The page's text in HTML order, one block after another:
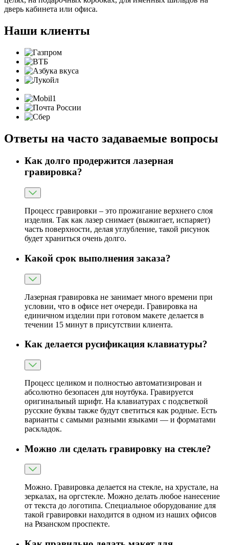
дверь кабинета или офиса.
Наши клиенты
Ответы на часто задаваемые вопросы
Как долго продержится лазерная
гравировка?
Процесс гравировки – это прожигание верхнего слоя
изделия. Так как лазер снимает (выжигает, испаряет)
часть поверхности, делая углубление, такой рисунок
будет храниться очень долго.
Какой срок выполнения заказа?
Лазерная гравировка не занимает много времени при
условии, что в офисе нет очереди. Гравировка на
единичном изделии при готовом макете делается в
течении 15 минут в присутствии клиента.
Как делается русификация клавиатуры?
Процесс целиком и полностью автоматизирован и
абсолютно безопасен для ноутбука. Гравируется
оригинальный шрифт. На клавиатурах с подсветкой
русские буквы также будут светиться как родные. Есть
варианты с самыми разными языками — и форматами
раскладок.
Можно ли сделать гравировку на стекле?
Можно. Гравировка делается на стекле, на хрустале, на
зеркалах, на оргстекле. Можно делать любое нанесение
от текста до логотипа. Специальное оборудование для
такой гравировки находится в одном из наших офисов
на Рязанском проспекте.